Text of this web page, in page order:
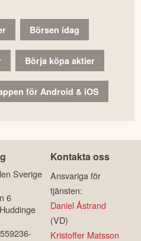
Börsen idag
Börja köpa aktier
för Android & iOS
Sverige
6
Kontakta oss
Ansvariga för
tjänsten:
Daniel Åstrand
(VD)
Kristoffer Matsson